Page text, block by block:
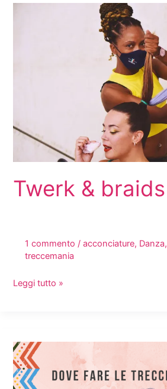
Twerk & braids
1 commento / acconciature, Danza,
treccemania
Twerk
Leggi tutto »